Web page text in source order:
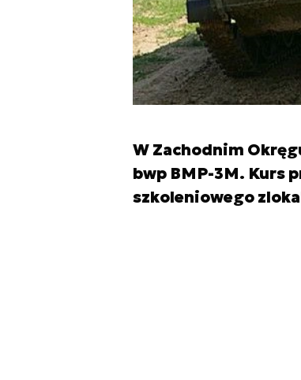
W Zachodnim
bwp BMP-3M. Kurs
szkoleniowego